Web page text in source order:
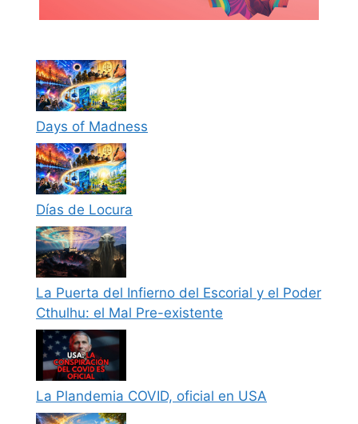
Days of Madness
Días de Locura
La Puerta del Infierno del Escorial y el Poder
Cthulhu: el Mal Pre-existente
La Plandemia COVID, oficial en USA